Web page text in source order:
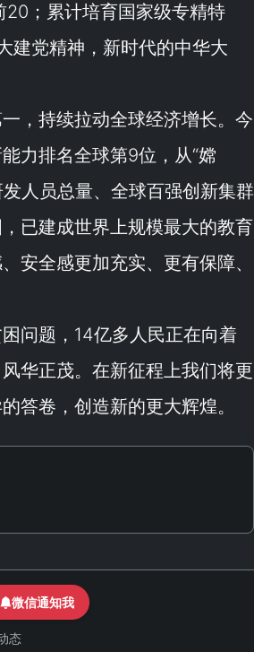
20；累计培育国家级专精特
建党精神，新时代的中华大
，持续拉动全球经济增长。今
力排名全球第9位，从“嫦
人员总量、全球百强创新集群
已建成世界上规模最大的教育
安全感更加充实、更有保障、
问题，14亿多人民正在向着
华正茂。在新征程上我们将更
答卷，创造新的更大辉煌。
微信通知我
态